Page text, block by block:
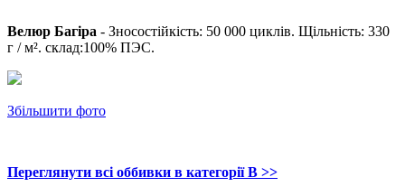
Велюр Багіра - Зносостійкість: 50 000 циклів. Щільність: 330
г / м². склад:100% ПЭС.
Збільшити фото
Переглянути всі оббивки в категорії В >>